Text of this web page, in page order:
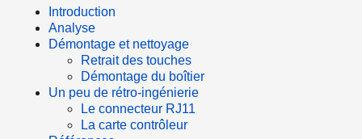
Introduction
Analyse
Démontage et nettoyage
Retrait des touches
Démontage du boîtier
Un peu de rétro-ingénierie
Le connecteur RJ11
La carte contrôleur